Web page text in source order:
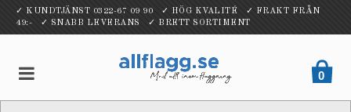
✓ KUNDTJÄNST 0322-67 09 90 ✓ HÖG KVALITÉ ✓ FRAKT FRÅN
49:- ✓ SNABB LEVERANS ✓ BRETT SORTIMENT
0